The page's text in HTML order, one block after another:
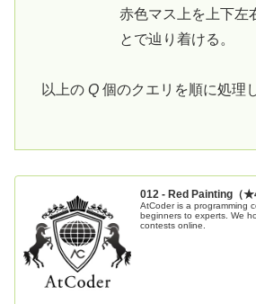
赤色マス上を上下左
とで辿り着ける。
以上の Q個のクエリを順に処理
012 - Red Painting（
AtCoder is a programming
beginners to experts. We
contests online.